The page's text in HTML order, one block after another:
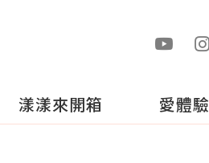
漾漾來開箱 愛體驗